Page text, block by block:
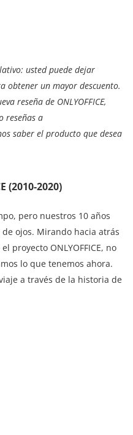
usted puede dejar
obtener un mayor descuento.
reseña de ONLYOFFICE,
reseñas a
saber el producto que desea
(2010-2020)
pero nuestros 10 años
ojos. Mirando hacia atrás
proyecto ONLYOFFICE, no
lo que tenemos ahora.
a través de la historia de